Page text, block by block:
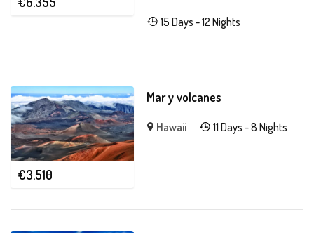
15 Days - 12 Nights
€3.510
Mar y volcanes
Hawaii 11 Days - 8 Nights